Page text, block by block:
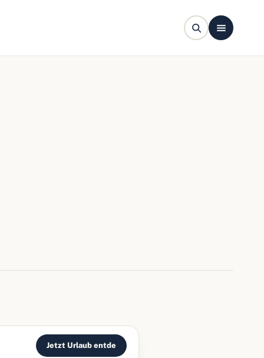
Jetzt Urlaub entde